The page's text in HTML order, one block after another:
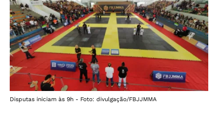
Disputas iniciam às 9h - Foto: divulgação/FBJJMMA